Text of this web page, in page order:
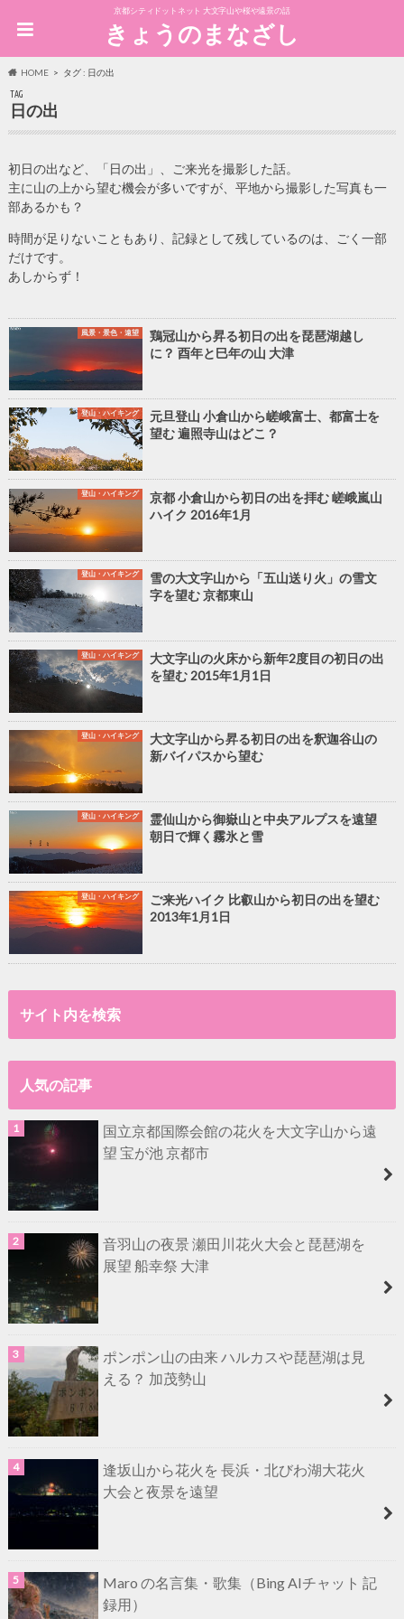
京都シティドットネット 大文字山や桜や遠景の話
きょうのまなざし
HOME タグ : 日の出
TAG
日の出
初日の出など、「日の出」、ご来光を撮影した話。
主に山の上から望む機会が多いですが、平地から撮影した写真も一
部あるかも？
時間が足りないこともあり、記録として残しているのは、ごく一部
だけです。
あしからず！
風景・景色・遠望
鶏冠山から昇る初日の出を琵琶湖越し
に？ 酉年と巳年の山 大津
登山・ハイキング
元旦登山 小倉山から嵯峨富士、都富士を
望む 遍照寺山はどこ？
登山・ハイキング
京都 小倉山から初日の出を拝む 嵯峨嵐山
ハイク 2016年1月
登山・ハイキング
雪の大文字山から「五山送り火」の雪文
字を望む 京都東山
登山・ハイキング
大文字山の火床から新年2度目の初日の出
を望む 2015年1月1日
登山・ハイキング
大文字山から昇る初日の出を釈迦谷山の
新バイパスから望む
登山・ハイキング
霊仙山から御嶽山と中央アルプスを遠望
朝日で輝く霧氷と雪
登山・ハイキング
ご来光ハイク 比叡山から初日の出を望む
2013年1月1日
サイト内を検索
人気の記事
国立京都国際会館の花火を大文字山から遠
望 宝が池 京都市
音羽山の夜景 瀬田川花火大会と琵琶湖を
展望 船幸祭 大津
ポンポン山の由来 ハルカスや琵琶湖は見
える？ 加茂勢山
逢坂山から花火を 長浜・北びわ湖大花火
大会と夜景を遠望
Maro の名言集・歌集（Bing AIチャット 記
録用）